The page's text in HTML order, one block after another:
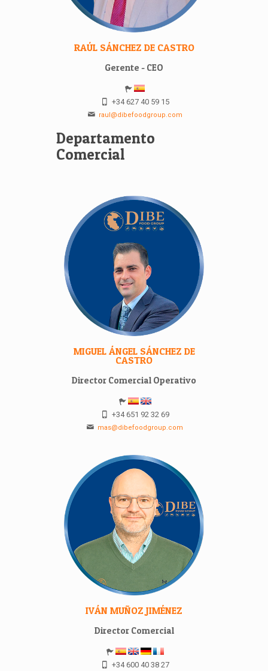
RAÚL SÁNCHEZ DE CASTRO
Gerente - CEO
+34 627 40 59 15
raul@dibefoodgroup.com
Departamento
Comercial
MIGUEL ÁNGEL SÁNCHEZ DE
CASTRO
Director Comercial Operativo
+34 651 92 32 69
mas@dibefoodgroup.com
IVÁN MUÑOZ JIMÉNEZ
Director Comercial
+34 600 40 38 27